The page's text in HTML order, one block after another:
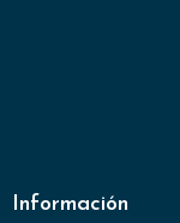
Información